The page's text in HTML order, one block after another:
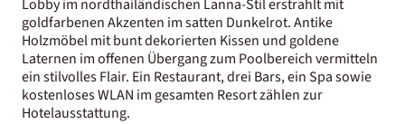
Lobby im nordthailändischen Lanna-Stil erstrahlt mit
goldfarbenen Akzenten im satten Dunkelrot. Antike
Holzmöbel mit bunt dekorierten Kissen und goldene
Laternen im offenen Übergang zum Poolbereich vermitteln
ein stilvolles Flair. Ein Restaurant, drei Bars, ein Spa sowie
kostenloses WLAN im gesamten Resort zählen zur
Hotelausstattung.